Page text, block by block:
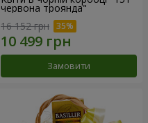
червона троянда"
16 152 грн
Замовити